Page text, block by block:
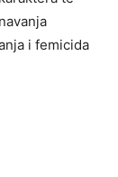
i femicida